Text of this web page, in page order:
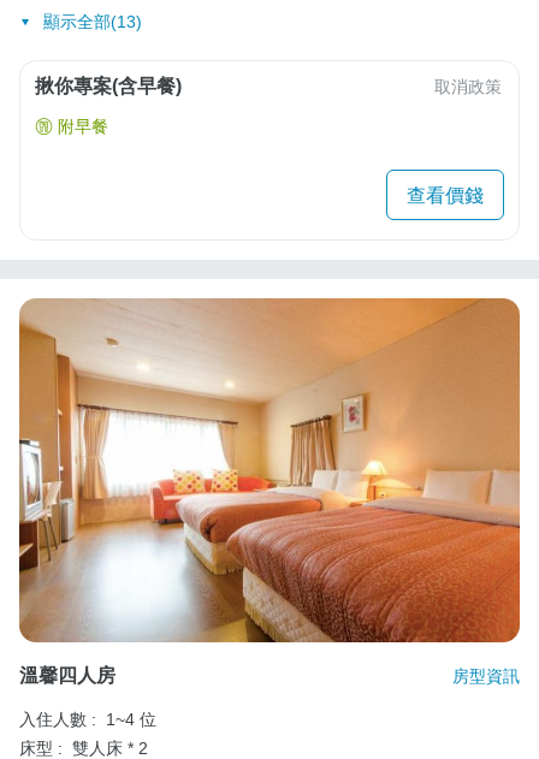
顯示全部(13)
揪你專案(含早餐) 取消政策
附早餐
查看價錢
溫馨四人房 房型資訊
入住人數 :
1~4 位
床型 : 雙人床 * 2